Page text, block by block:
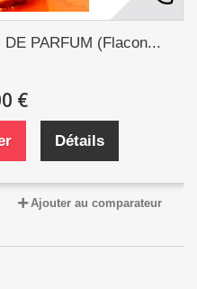
PARFUM (Flacon...
€
Détails
Ajouter au comparateur